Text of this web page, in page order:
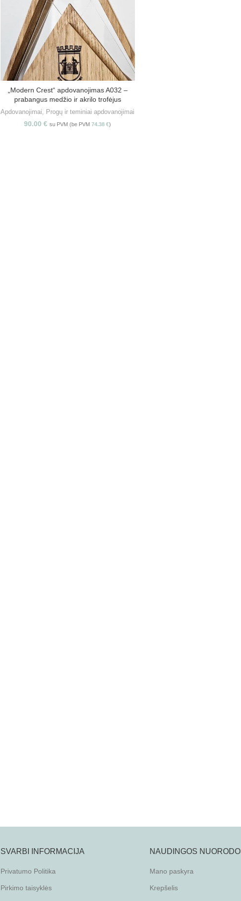
PASIRINKITE SAVYBES
„Modern Crest“ apdovanojimas A032 –
prabangus medžio ir akrilo trofėjus
Apdovanojimai, Progų ir teminiai apdovanojimai
90.00€ su PVM (be PVM74.38€)
SVARBI INFORMACIJA
Privatumo Politika
Pirkimo taisyklės
NAUDINGOS
Mano paskyra
Krepšelis